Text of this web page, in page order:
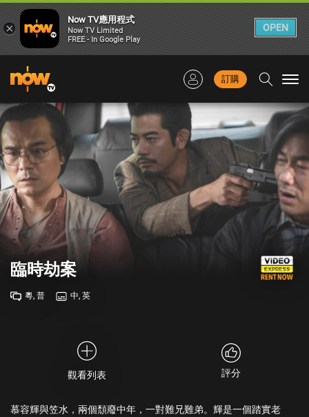
訂購
臨時劫案
粵, 普 中, 英
觀看列表 評分
慕容輝與笠水，兩個頹廢中年，一對難兄難弟。輝是一個踏實老
×
Now TV應用程式
Now TV Limited
FREE - In Google Play
OPEN